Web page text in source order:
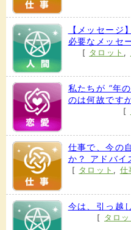
【メッセージ
必要なメッセ
[ タロット ,
私たちが ”年
のは何故です
[
仕事で、今の
か？ アドバイ
[ タロット , 仕
今は、引っ越
[ タロッ